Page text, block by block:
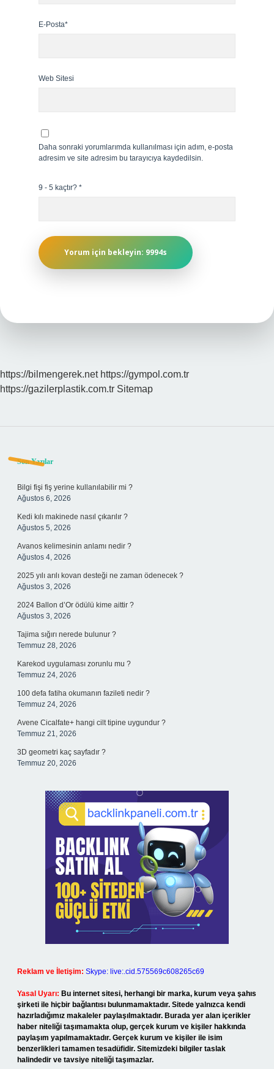
E-Posta*
Web Sitesi
Daha sonraki yorumlarımda kullanılması için adım, e-posta
adresim ve site adresim bu tarayıcıya kaydedilsin.
9 - 5 kaçtır? *
https://bilmengerek.net https://gympol.com.tr
https://gazilerplastik.com.tr Sitemap
Sidebar
Son Yazılar
Bilgi fişi fiş yerine kullanılabilir mi ?
Ağustos 6, 2026
Kedi kılı makinede nasıl çıkarılır ?
Ağustos 5, 2026
Avanos kelimesinin anlamı nedir ?
Ağustos 4, 2026
2025 yılı arılı kovan desteği ne zaman ödenecek ?
Ağustos 3, 2026
2024 Ballon d’Or ödülü kime aittir ?
Ağustos 3, 2026
Tajima sığırı nerede bulunur ?
Temmuz 28, 2026
Karekod uygulaması zorunlu mu ?
Temmuz 24, 2026
100 defa fatiha okumanın fazileti nedir ?
Temmuz 24, 2026
Avene Cicalfate+ hangi cilt tipine uygundur ?
Temmuz 21, 2026
3D geometri kaç sayfadır ?
Temmuz 20, 2026
Reklam ve İletişim: Skype: live:.cid.575569c608265c69
Yasal Uyarı: Bu internet sitesi, herhangi bir marka, kurum veya şahıs
şirketi ile hiçbir bağlantısı bulunmamaktadır. Sitede yalnızca kendi
hazırladığımız makaleler paylaşılmaktadır. Burada yer alan içerikler
haber niteliği taşımamakta olup, gerçek kurum ve kişiler hakkında
paylaşım yapılmamaktadır. Gerçek kurum ve kişiler ile isim
benzerlikleri tamamen tesadüfidir. Sitemizdeki bilgiler taslak
halindedir ve tavsiye niteliği taşımazlar.